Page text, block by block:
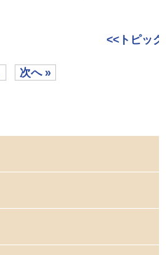
<<トピッ
次へ »